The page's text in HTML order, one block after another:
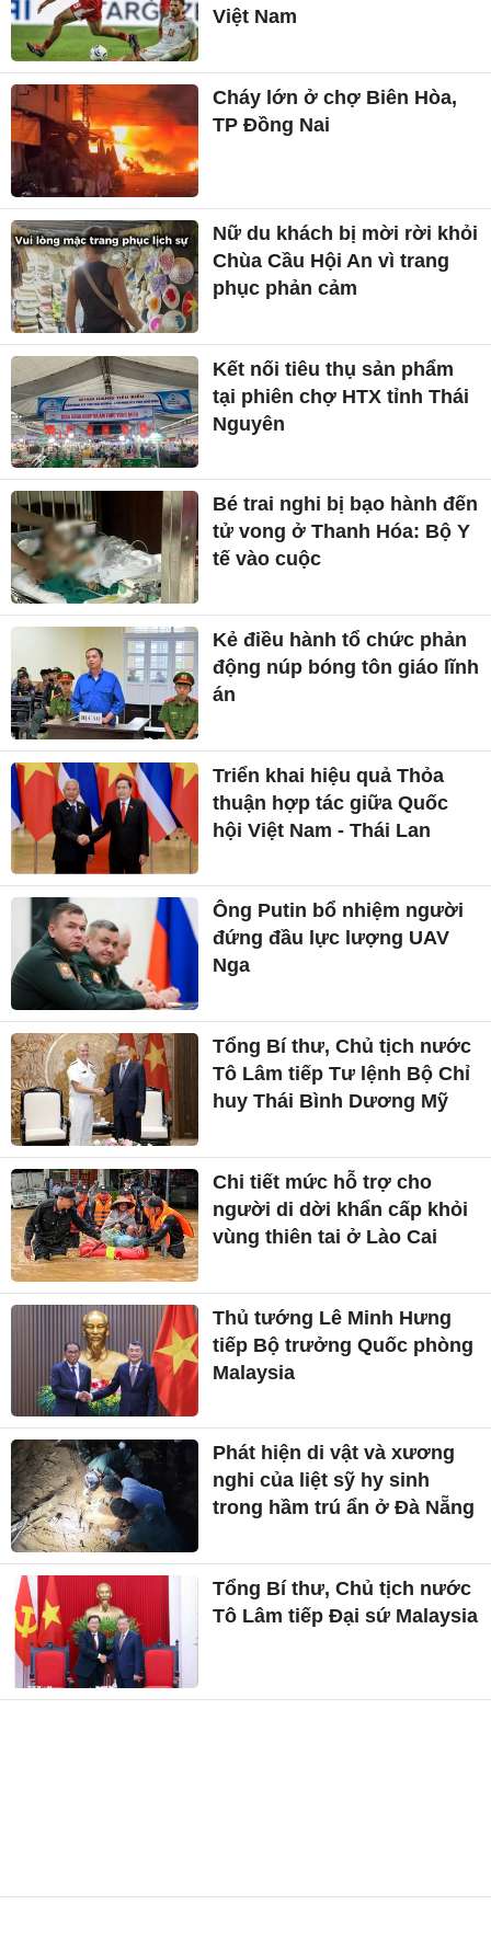
Việt Nam
Cháy lớn ở chợ Biên Hòa,
TP Đồng Nai
Nữ du khách bị mời rời khỏi
Chùa Cầu Hội An vì trang
phục phản cảm
Kết nối tiêu thụ sản phẩm
tại phiên chợ HTX tỉnh Thái
Nguyên
Bé trai nghi bị bạo hành đến
tử vong ở Thanh Hóa: Bộ Y
tế vào cuộc
Kẻ điều hành tổ chức phản
động núp bóng tôn giáo lĩnh
án
Triển khai hiệu quả Thỏa
thuận hợp tác giữa Quốc
hội Việt Nam - Thái Lan
Ông Putin bổ nhiệm người
đứng đầu lực lượng UAV
Nga
Tổng Bí thư, Chủ tịch nước
Tô Lâm tiếp Tư lệnh Bộ Chỉ
huy Thái Bình Dương Mỹ
Chi tiết mức hỗ trợ cho
người di dời khẩn cấp khỏi
vùng thiên tai ở Lào Cai
Thủ tướng Lê Minh Hưng
tiếp Bộ trưởng Quốc phòng
Malaysia
Phát hiện di vật và xương
nghi của liệt sỹ hy sinh
trong hầm trú ẩn ở Đà Nẵng
Tổng Bí thư, Chủ tịch nước
Tô Lâm tiếp Đại sứ Malaysia